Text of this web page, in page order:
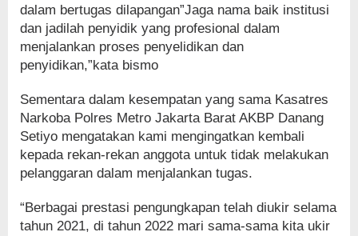
dalam bertugas dilapangan”Jaga nama baik institusi
dan jadilah penyidik yang profesional dalam
menjalankan proses penyelidikan dan
penyidikan,”kata bismo
Sementara dalam kesempatan yang sama Kasatres
Narkoba Polres Metro Jakarta Barat AKBP Danang
Setiyo mengatakan kami mengingatkan kembali
kepada rekan-rekan anggota untuk tidak melakukan
pelanggaran dalam menjalankan tugas.
“Berbagai prestasi pengungkapan telah diukir selama
tahun 2021, di tahun 2022 mari sama-sama kita ukir